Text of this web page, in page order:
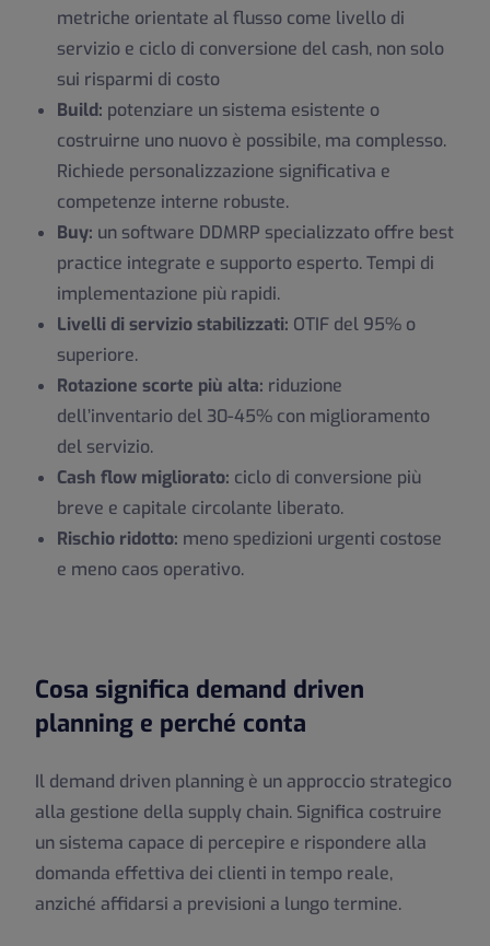
metriche orientate al flusso come livello di
servizio e ciclo di conversione del cash, non solo
sui risparmi di costo
Build: potenziare un sistema esistente o
costruirne uno nuovo è possibile, ma complesso.
Richiede personalizzazione significativa e
competenze interne robuste.
Buy: un software DDMRP specializzato offre best
practice integrate e supporto esperto. Tempi di
implementazione più rapidi.
Livelli di servizio stabilizzati: OTIF del 95% o
superiore.
Rotazione scorte più alta: riduzione
dell’inventario del 30-45% con miglioramento
del servizio.
Cash flow migliorato: ciclo di conversione più
breve e capitale circolante liberato.
Rischio ridotto: meno spedizioni urgenti costose
e meno caos operativo.
Cosa significa demand driven
planning e perché conta
Il demand driven planning è un approccio strategico
alla gestione della supply chain. Significa costruire
un sistema capace di percepire e rispondere alla
domanda effettiva dei clienti in tempo reale,
anziché affidarsi a previsioni a lungo termine.